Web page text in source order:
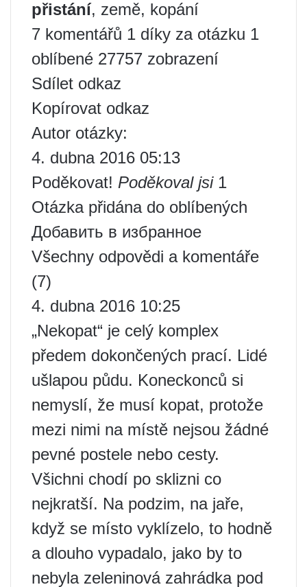
přistání, země, kopání
7 komentářů 1 díky za otázku 1
oblíbené 27757 zobrazení
Sdílet odkaz
Kopírovat odkaz
Autor otázky:
4. dubna 2016 05:13
Poděkovat! Poděkoval jsi1
Otázka přidána do oblíbených
Добавить в избранное
Všechny odpovědi a komentáře
(7)
4. dubna 2016 10:25
„Nekopat“ je celý komplex
předem dokončených prací. Lidé
ušlapou půdu. Koneckonců si
nemyslí, že musí kopat, protože
mezi nimi na místě nejsou žádné
pevné postele nebo cesty.
Všichni chodí po sklizni co
nejkratší. Na podzim, na jaře,
když se místo vyklízelo, to hodně
a dlouho vypadalo, jako by to
nebyla zeleninová zahrádka pod